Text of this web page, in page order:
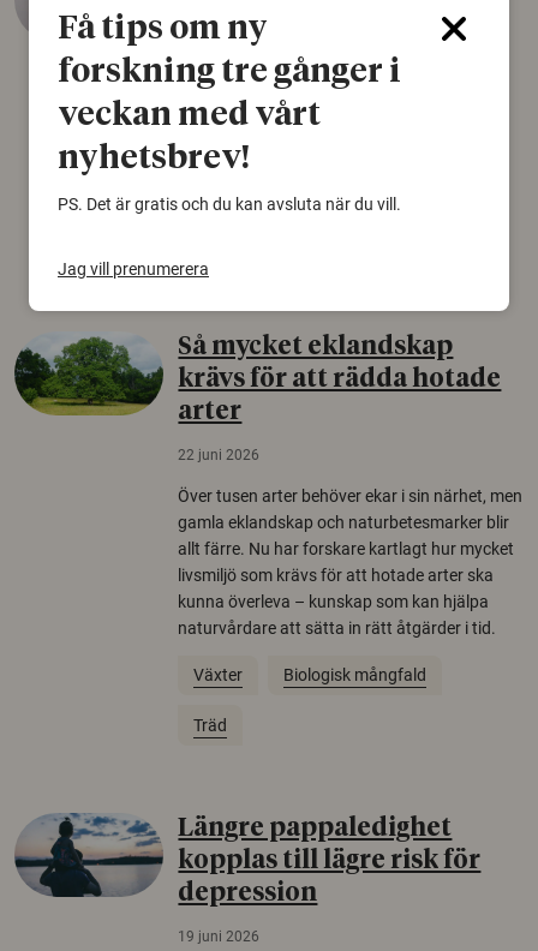
22 juni 2026
Det som arkeologer länge trodde var en
björnfäll visar sig vara delar av en 2000 år
gammal sko. Fyndet bär spår av romerskt
skomode och beskrivs som mycket ovanligt i
Norden.
Så mycket eklandskap
krävs för att rädda hotade
arter
22 juni 2026
Över tusen arter behöver ekar i sin närhet, men
gamla eklandskap och naturbetesmarker blir
allt färre. Nu har forskare kartlagt hur mycket
livsmiljö som krävs för att hotade arter ska
kunna överleva – kunskap som kan hjälpa
naturvårdare att sätta in rätt åtgärder i tid.
Växter Biologisk mångfald
Träd
Längre pappaledighet
kopplas till lägre risk för
depression
19 juni 2026
Få tips om ny
forskning tre gånger i
veckan med vårt
nyhetsbrev!
PS. Det är gratis och du kan avsluta när du vill.
Jag vill prenumerera